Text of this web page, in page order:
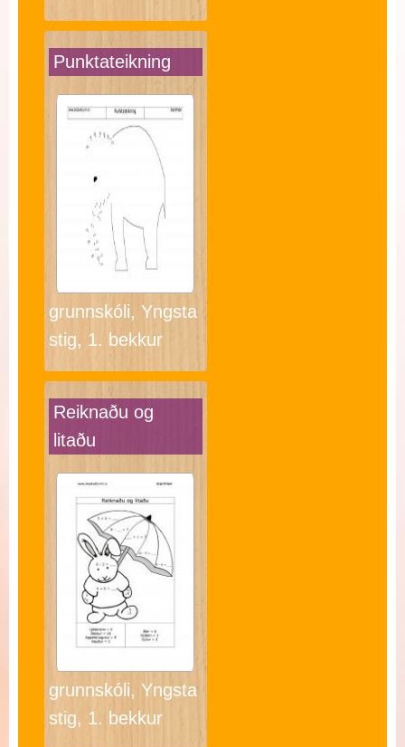
Punktateikning
grunnskóli, Yngsta
stig, 1. bekkur
Reiknaðu og
litaðu
grunnskóli, Yngsta
stig, 1. bekkur